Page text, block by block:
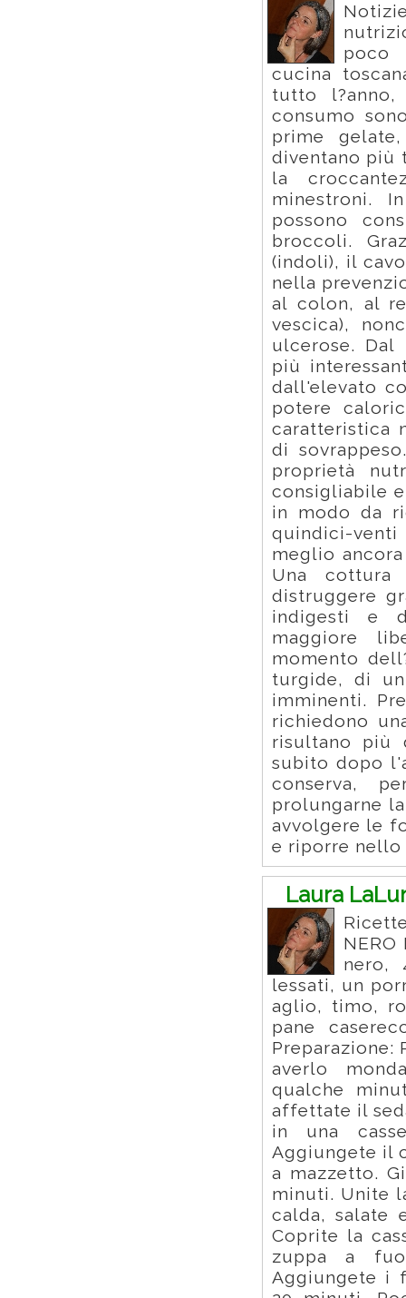
poco
cucina
tutto
consumo
prime
diventano più
la
minestroni.
possono
broccoli.
(indoli), il
nella
al colon, al
vescica),
ulcerose.
più
dall'elevato
potere
caratteristica
di
proprietà
consigliabile
in modo da
quindici-venti
meglio
Una cottura
distruggere
indigesti e
maggiore
momento
turgide, di
imminenti.
richiedono
risultano più
subito dopo
conserva,
prolungarne
avvolgere le
e riporre nello
Laura
nero,
lessati, un
aglio, timo,
pane
averlo
qualche
affettate il
in una
Aggiungete il
a mazzetto.
minuti. Unite
calda, salate
Coprite la
zuppa a
Aggiungete i